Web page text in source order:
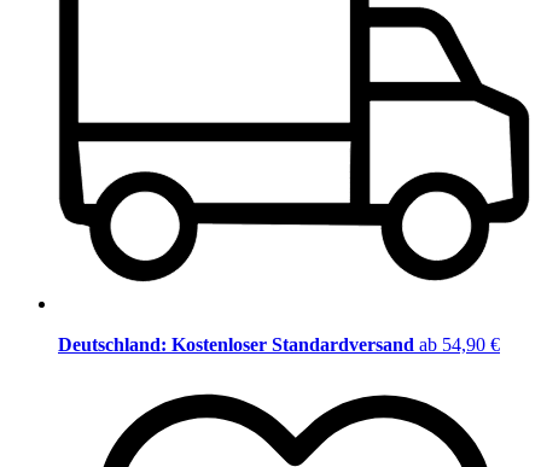
Deutschland: Kostenloser Standardversand ab 54,90 €